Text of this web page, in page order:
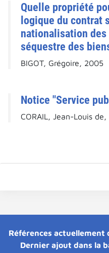
Quelle propriété
logique du contrat
nationalisation
séquestre des
BIGOT, Grégoire, 2005
Notice "Service
CORAIL, Jean-Louis
Références actuellement
Dernier ajout dans la